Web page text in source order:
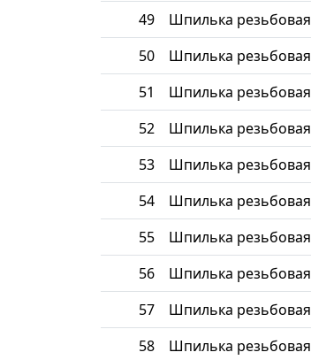
49 Шпилька
50 Шпилька
51 Шпилька
52 Шпилька
53 Шпилька
54 Шпилька
55 Шпилька
56 Шпилька
57 Шпилька
58 Шпилька